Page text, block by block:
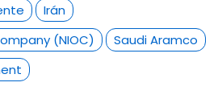
Irán
(NIOC)
Saudi Aramco